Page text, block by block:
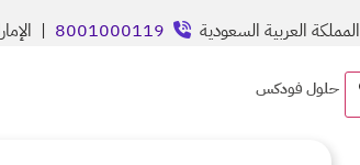
المملكة العربية السعودية 8001000119
|
حلول فودكس